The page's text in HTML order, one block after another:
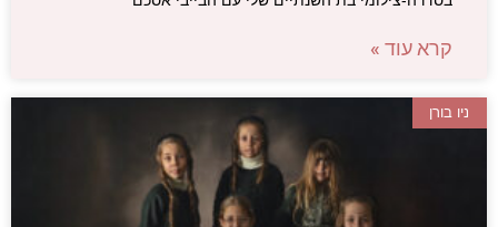
קרא עוד »
ניו בורן